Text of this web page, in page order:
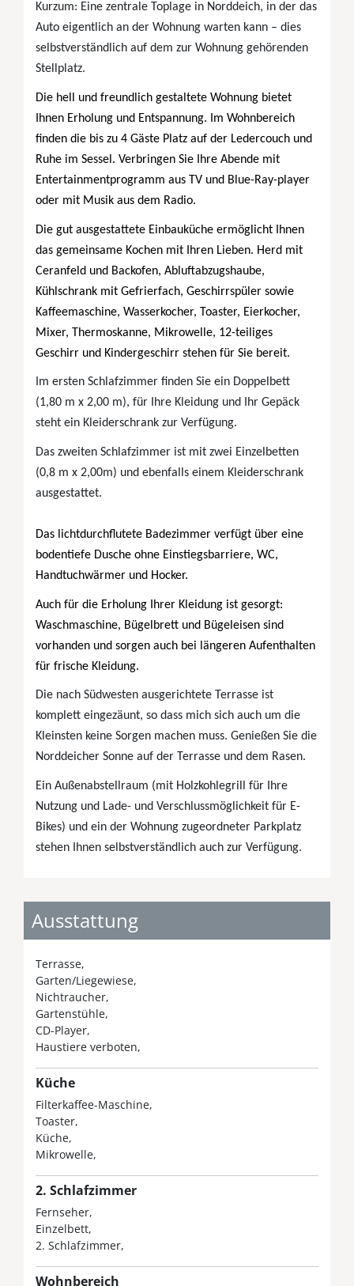
Kurzum: Eine zentrale Toplage in Norddeich, in der das
Auto eigentlich an der Wohnung warten kann – dies
selbstverständlich auf dem zur Wohnung gehörenden
Stellplatz.
Die hell und freundlich gestaltete Wohnung bietet
Ihnen Erholung und Entspannung. Im Wohnbereich
finden die bis zu 4 Gäste Platz auf der Ledercouch und
Ruhe im Sessel. Verbringen Sie Ihre Abende mit
Entertainmentprogramm aus TV und Blue-Ray-player
oder mit Musik aus dem Radio.
Die gut ausgestattete Einbauküche ermöglicht Ihnen
das gemeinsame Kochen mit Ihren Lieben. Herd mit
Ceranfeld und Backofen, Abluftabzugshaube,
Kühlschrank mit Gefrierfach, Geschirrspüler sowie
Kaffeemaschine, Wasserkocher, Toaster, Eierkocher,
Mixer, Thermoskanne, Mikrowelle, 12-teiliges
Geschirr und Kindergeschirr stehen für Sie bereit.
Im ersten Schlafzimmer finden Sie ein Doppelbett
(1,80 m x 2,00 m), für Ihre Kleidung und Ihr Gepäck
steht ein Kleiderschrank zur Verfügung.
Das zweiten Schlafzimmer ist mit zwei Einzelbetten
(0,8 m x 2,00m) und ebenfalls einem Kleiderschrank
ausgestattet.
Das lichtdurchflutete Badezimmer verfügt über eine
bodentiefe Dusche ohne Einstiegsbarriere, WC,
Handtuchwärmer und Hocker.
Auch für die Erholung Ihrer Kleidung ist gesorgt:
Waschmaschine, Bügelbrett und Bügeleisen sind
vorhanden und sorgen auch bei längeren Aufenthalten
für frische Kleidung.
Die nach Südwesten ausgerichtete Terrasse ist
komplett eingezäunt, so dass mich sich auch um die
Kleinsten keine Sorgen machen muss. Genießen Sie die
Norddeicher Sonne auf der Terrasse und dem Rasen.
Ein Außenabstellraum (mit Holzkohlegrill für Ihre
Nutzung und Lade- und Verschlussmöglichkeit für E-
Bikes) und ein der Wohnung zugeordneter Parkplatz
stehen Ihnen selbstverständlich auch zur Verfügung.
Ausstattung
Terrasse
Garten/Liegewiese
Nichtraucher
Gartenstühle
CD-Player
Haustiere verboten
Küche
Filterkaffee-Maschine
Toaster
Küche
Mikrowelle
2. Schlafzimmer
Fernseher
Einzelbett
2. Schlafzimmer
Wohnbereich